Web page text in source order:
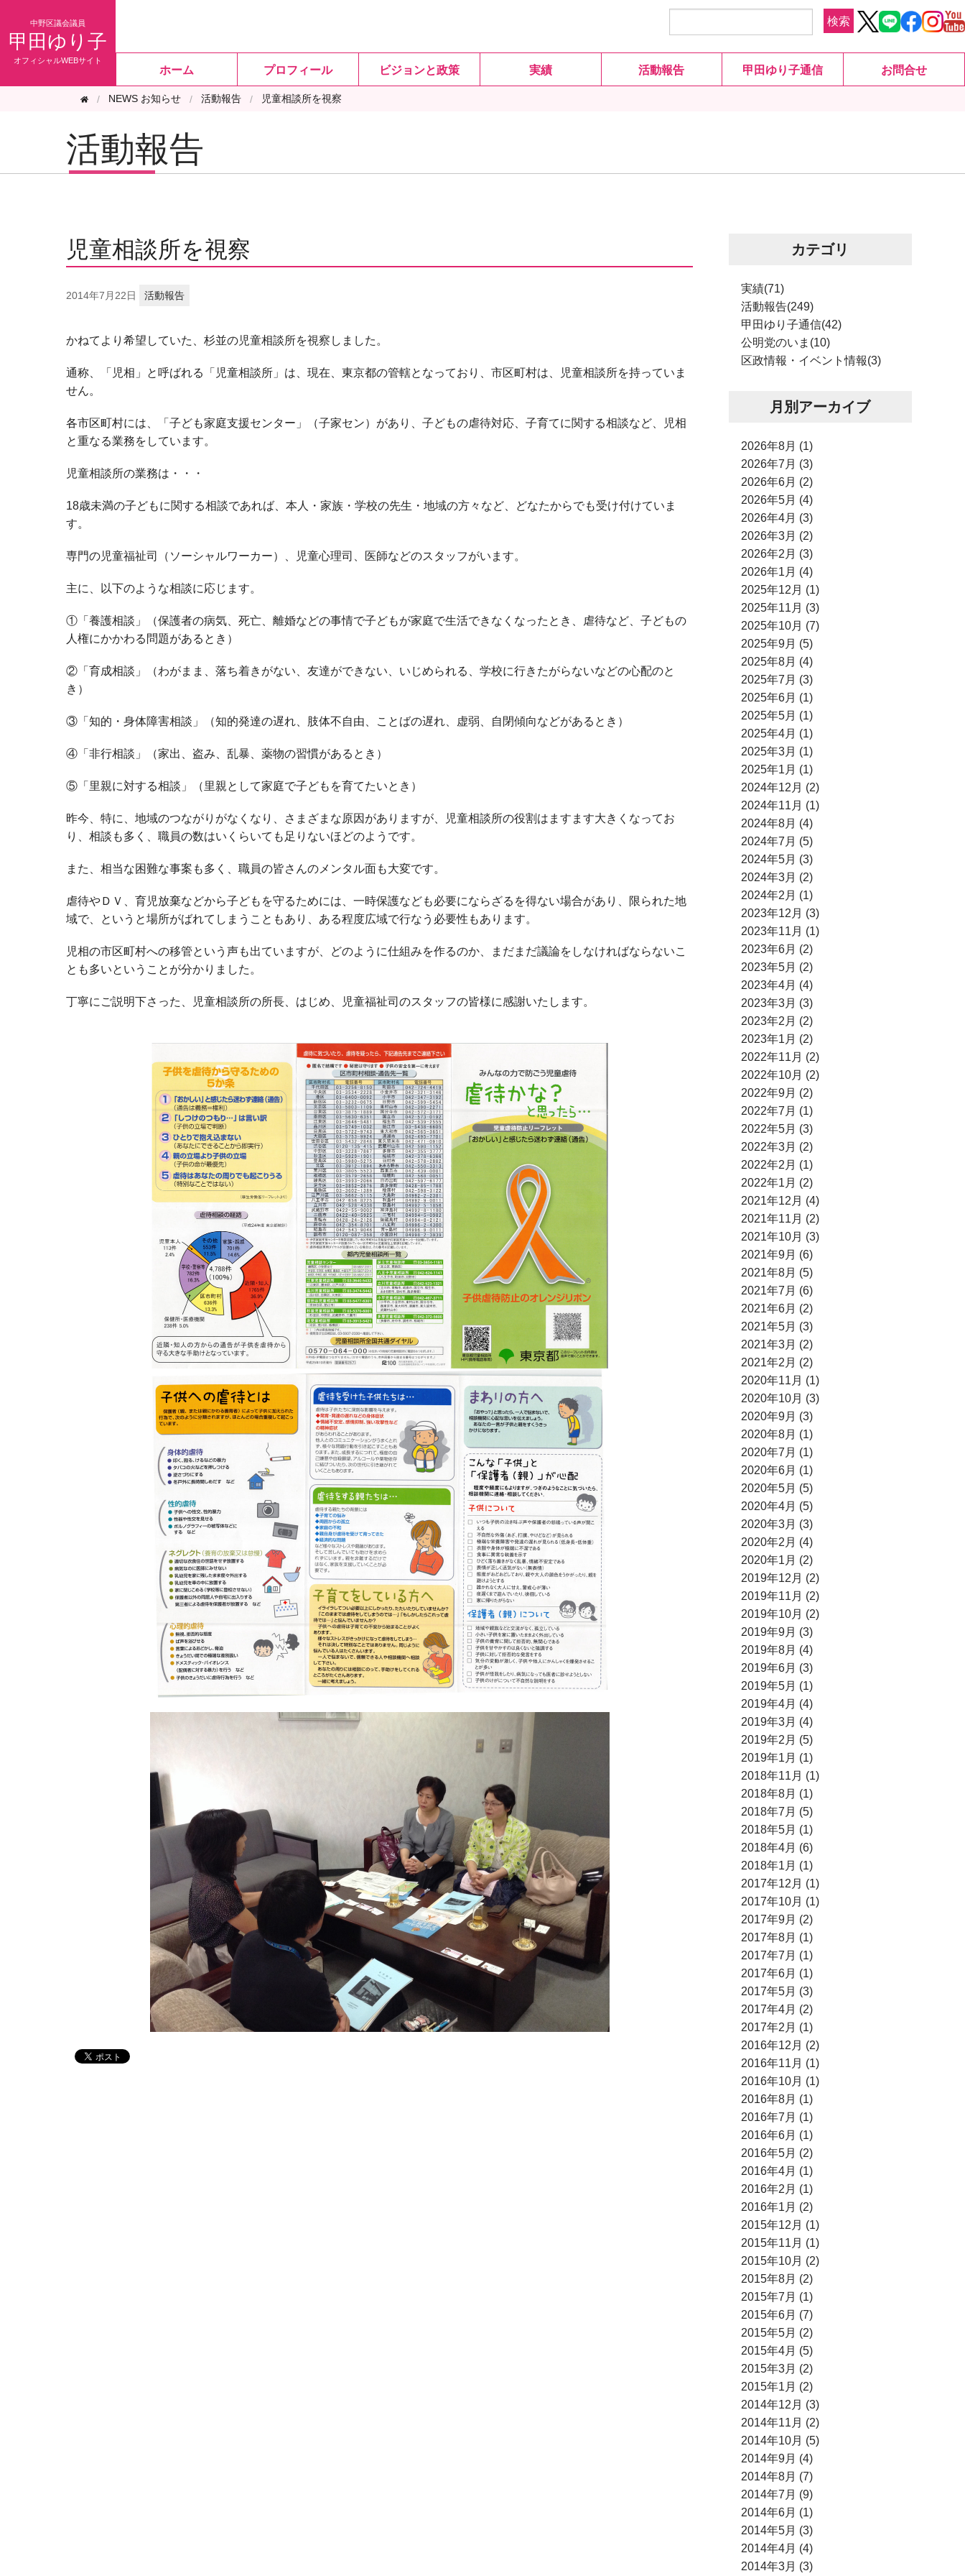
甲田ゆり子
検索
ホーム プロフィール ビジョンと政策 実績 活動報告 甲田ゆり子通信 お問合せ
NEWS お知らせ 活動報告 児童相談所を視察
活動報告
児童相談所を視察
2014年7月22日 活動報告
かねてより希望していた、杉並の児童相談所を視察しました。
通称、「児相」と呼ばれる「児童相談所」は、現在、東京都の管轄となっており、市区町村は、児童相談所を持っていま
せん。
各市区町村には、「子ども家庭支援センター」（子家セン）があり、子どもの虐待対応、子育てに関する相談など、児相
と重なる業務をしています。
児童相談所の業務は・・・
18歳未満の子どもに関する相談であれば、本人・家族・学校の先生・地域の方々など、どなたからでも受け付けていま
す。
専門の児童福祉司（ソーシャルワーカー）、児童心理司、医師などのスタッフがいます。
主に、以下のような相談に応じます。
①「養護相談」（保護者の病気、死亡、離婚などの事情で子どもが家庭で生活できなくなったとき、虐待など、子どもの
人権にかかわる問題があるとき）
②「育成相談」（わがまま、落ち着きがない、友達ができない、いじめられる、学校に行きたがらないなどの心配のと
き）
③「知的・身体障害相談」（知的発達の遅れ、肢体不自由、ことばの遅れ、虚弱、自閉傾向などがあるとき）
④「非行相談」（家出、盗み、乱暴、薬物の習慣があるとき）
⑤「里親に対する相談」（里親として家庭で子どもを育てたいとき）
昨今、特に、地域のつながりがなくなり、さまざまな原因がありますが、児童相談所の役割はますます大きくなってお
り、相談も多く、職員の数はいくらいても足りないほどのようです。
また、相当な困難な事案も多く、職員の皆さんのメンタル面も大変です。
虐待やＤＶ、育児放棄などから子どもを守るためには、一時保護なども必要にならざるを得ない場合があり、限られた地
域で、というと場所がばれてしまうこともあり、ある程度広域で行なう必要性もあります。
児相の市区町村への移管という声も出ていますが、どのように仕組みを作るのか、まだまだ議論をしなければならないこ
とも多いということが分かりました。
丁寧にご説明下さった、児童相談所の所長、はじめ、児童福祉司のスタッフの皆様に感謝いたします。
カテゴリ
実績(71)
活動報告(249)
甲田ゆり子通信(42)
公明党のいま(10)
区政情報・イベント情報(3)
月別アーカイブ
2026年8月 (1)
2026年7月 (3)
2026年6月 (2)
2026年5月 (4)
2026年4月 (3)
2026年3月 (2)
2026年2月 (3)
2026年1月 (4)
2025年12月 (1)
2025年11月 (3)
2025年10月 (7)
2025年9月 (5)
2025年8月 (4)
2025年7月 (3)
2025年6月 (1)
2025年5月 (1)
2025年4月 (1)
2025年3月 (1)
2025年1月 (1)
2024年12月 (2)
2024年11月 (1)
2024年8月 (4)
2024年7月 (5)
2024年5月 (3)
2024年3月 (2)
2024年2月 (1)
2023年12月 (3)
2023年11月 (1)
2023年6月 (2)
2023年5月 (2)
2023年4月 (4)
2023年3月 (3)
2023年2月 (2)
2023年1月 (2)
2022年11月 (2)
2022年10月 (2)
2022年9月 (2)
2022年7月 (1)
2022年5月 (3)
2022年3月 (2)
2022年2月 (1)
2022年1月 (2)
2021年12月 (4)
2021年11月 (2)
2021年10月 (3)
2021年9月 (6)
2021年8月 (5)
2021年7月 (6)
2021年6月 (2)
2021年5月 (3)
2021年3月 (2)
2021年2月 (2)
2020年11月 (1)
2020年10月 (3)
2020年9月 (3)
2020年8月 (1)
2020年7月 (1)
2020年6月 (1)
2020年5月 (5)
2020年4月 (5)
2020年3月 (3)
2020年2月 (4)
2020年1月 (2)
2019年12月 (2)
2019年11月 (2)
2019年10月 (2)
2019年9月 (3)
2019年8月 (4)
2019年6月 (3)
2019年5月 (1)
2019年4月 (4)
2019年3月 (4)
2019年2月 (5)
2019年1月 (1)
2018年11月 (1)
2018年8月 (1)
2018年7月 (5)
2018年5月 (1)
2018年4月 (6)
2018年1月 (1)
2017年12月 (1)
2017年10月 (1)
2017年9月 (2)
2017年8月 (1)
2017年7月 (1)
2017年6月 (1)
2017年5月 (3)
2017年4月 (2)
2017年2月 (1)
2016年12月 (2)
2016年11月 (1)
2016年10月 (1)
2016年8月 (1)
2016年7月 (1)
2016年6月 (1)
2016年5月 (2)
2016年4月 (1)
2016年2月 (1)
2016年1月 (2)
2015年12月 (1)
2015年11月 (1)
2015年10月 (2)
2015年8月 (2)
2015年7月 (1)
2015年6月 (7)
2015年5月 (2)
2015年4月 (5)
2015年3月 (2)
2015年1月 (2)
2014年12月 (3)
2014年11月 (2)
2014年10月 (5)
2014年9月 (4)
2014年8月 (7)
2014年7月 (9)
2014年6月 (1)
2014年5月 (3)
2014年4月 (4)
2014年3月 (3)